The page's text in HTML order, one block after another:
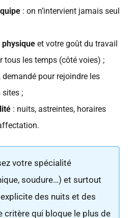
: on n’intervient jamais seul
et votre goût du travail
tous les temps (côté voies) ;
, demandé pour rejoindre les
sites ;
: nuits, astreintes, horaires
votre spécialité
soudure…) et surtout
des nuits et des
critère qui bloque le plus de